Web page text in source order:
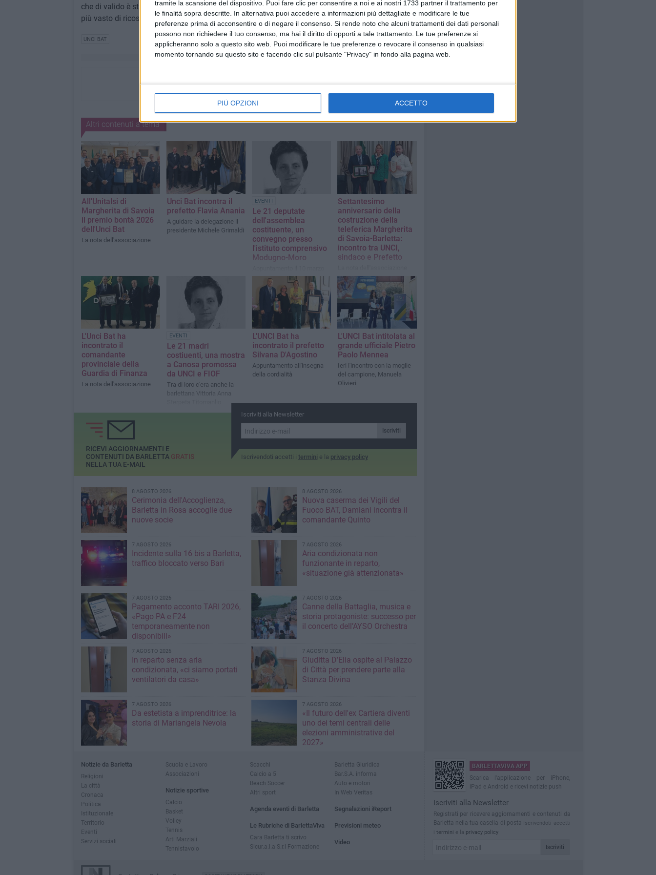
tramite la scansione del dispositivo. Puoi fare clic per consentire a noi e ai nostri 1733 partner il trattamento per
le finalità sopra descritte. In alternativa puoi accedere a informazioni più dettagliate e modificare le tue
preferenze prima di acconsentire o di negare il consenso. Si rende noto che alcuni trattamenti dei dati personali
possono non richiedere il tuo consenso, ma hai il diritto di opporti a tale trattamento. Le tue preferenze si
applicheranno solo a questo sito web. Puoi modificare le tue preferenze o revocare il consenso in qualsiasi
momento tornando su questo sito e facendo clic sul pulsante "Privacy" in fondo alla pagina web.
PIÙ OPZIONI ACCETTO
che di valido è stato prodotto, rendendosi figura attiva, importante e significativa di un progetto
più vasto di ricostruzione morale e civile delle nostre Comunità.
UNCI BAT
Altri contenuti a tema
All'Unitalsi di
Margherita di Savoia
il premio bontà 2026
dell'Unci Bat
La nota dell'associazione
Unci Bat incontra il
prefetto Flavia Anania
A guidare la delegazione il
presidente Michele Grimaldi
EVENTI
Le 21 deputate
dell'assemblea
costituente, un
convegno presso
l'istituto comprensivo
Modugno-Moro
alle 11
Settantesimo
anniversario della
costruzione della
teleferica Margherita
di Savoia-Barletta:
incontro tra UNCI,
sindaco e Prefetto
L'Unci Bat ha
incontrato il
comandante
provinciale della
Guardia di Finanza
La nota dell'associazione
EVENTI
Le 21 madri
costiuenti, una mostra
a Canosa promossa
da UNCI e FIOF
Tra di loro c'era anche la
barlettana Vittoria Anna
L'UNCI Bat ha
incontrato il prefetto
Silvana D'Agostino
Appuntamento all'insegna
della cordialità
L'UNCI Bat intitolata al
grande ufficiale Pietro
Paolo Mennea
Ieri l'incontro con la moglie
del campione, Manuela
Olivieri
Iscriviti alla Newsletter
Iscriviti
Iscrivendoti accetti i termini e la privacy policy
RICEVI AGGIORNAMENTI E
CONTENUTI DA BARLETTA GRATIS
NELLA TUA E-MAIL
8 AGOSTO 2026
Cerimonia dell'Accoglienza,
Barletta in Rosa accoglie due
nuove socie
8 AGOSTO 2026
Nuova caserma dei Vigili del
Fuoco BAT, Damiani incontra il
comandante Quinto
7 AGOSTO 2026
Incidente sulla 16 bis a Barletta,
traffico bloccato verso Bari
7 AGOSTO 2026
Aria condizionata non
funzionante in reparto,
«situazione già attenzionata»
7 AGOSTO 2026
Pagamento acconto TARI 2026,
«Pago PA e F24
temporaneamente non
disponibili»
7 AGOSTO 2026
Canne della Battaglia, musica e
storia protagoniste: successo per
il concerto dell’AYSO Orchestra
7 AGOSTO 2026
In reparto senza aria
condizionata, «ci siamo portati
ventilatori da casa»
7 AGOSTO 2026
Giuditta D’Elia ospite al Palazzo
di Città per prendere parte alla
Stanza Divina
7 AGOSTO 2026
Da estetista a imprenditrice: la
storia di Mariangela Nevola
7 AGOSTO 2026
«Il futuro dell'ex Cartiera diventi
uno dei temi centrali delle
elezioni amministrative del
2027»
Notizie da Barletta
Religioni
La città
Cronaca
Politica
Istituzionale
Territorio
Eventi
Servizi sociali
Scuola e Lavoro
Associazioni
Notizie sportive
Calcio
Basket
Volley
Tennis
Arti Marziali
Tennistavolo
Scacchi
Calcio a 5
Beach Soccer
Altri sport
Agenda eventi di Barletta
Le Rubriche di BarlettaViva
Cara Barletta ti scrivo
Sicur.a.l.a S.r.l Formazione
Barletta Giuridica
Bar.S.A. informa
Auto e motori
In Web Veritas
Segnalazioni iReport
Previsioni meteo
Video
BARLETTAVIVA APP
Scarica l'applicazione per iPhone,
iPad e Android e ricevi notizie push
Iscriviti alla Newsletter
Registrati per ricevere aggiornamenti e contenuti da
Barletta nella tua casella di posta Iscrivendoti accetti
i termini e la privacy policy
Iscriviti